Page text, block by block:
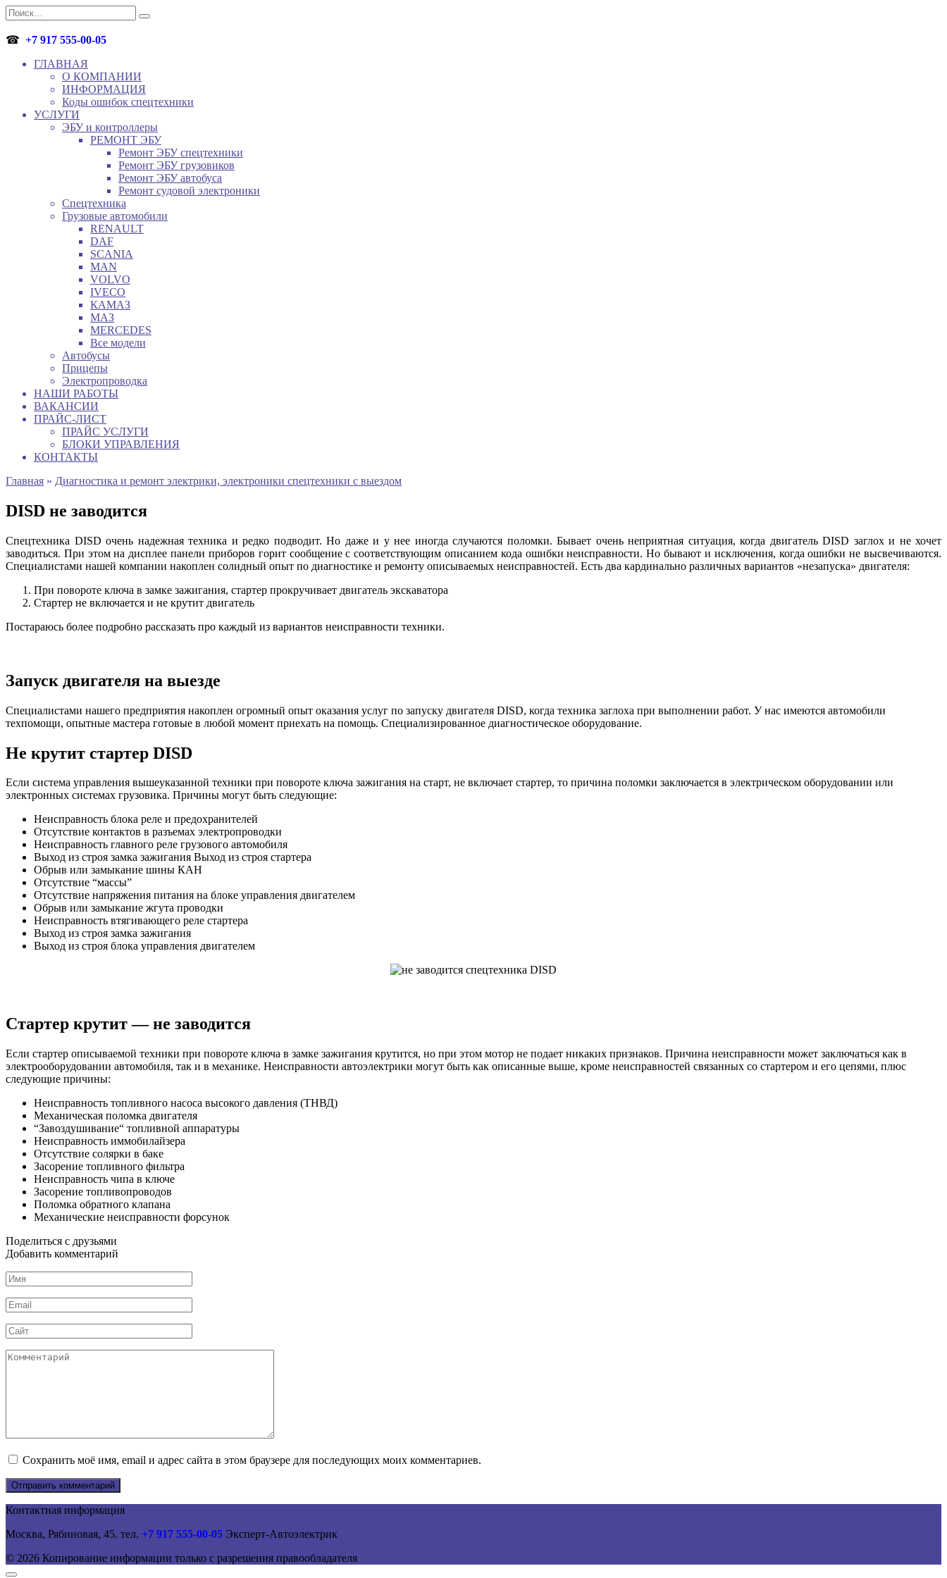
Перейти
к
содержанию
Search
for:
☎ +7 917 555-00-05
ГЛАВНАЯ
О КОМПАНИИ
ИНФОРМАЦИЯ
Коды ошибок спецтехники
УСЛУГИ
ЭБУ и контроллеры
РЕМОНТ ЭБУ
Ремонт ЭБУ спецтехники
Ремонт ЭБУ грузовиков
Ремонт ЭБУ автобуса
Ремонт судовой электроники
Спецтехника
Грузовые автомобили
RENAULT
DAF
SCANIA
MAN
VOLVO
IVECO
КАМАЗ
МАЗ
MERCEDES
Все модели
Автобусы
Прицепы
Электропроводка
НАШИ РАБОТЫ
ВАКАНСИИ
ПРАЙС-ЛИСТ
ПРАЙС УСЛУГИ
БЛОКИ УПРАВЛЕНИЯ
КОНТАКТЫ
Главная » Диагностика и ремонт электрики, электроники спецтехники с выездом
DISD не заводится
Спецтехника DISD очень надежная техника и редко подводит. Но даже и у нее иногда случаются поломки. Бывает очень неприятная ситуация, когда двигатель DISD заглох и не хочет
заводиться. При этом на дисплее панели приборов горит сообщение с соответствующим описанием кода ошибки неисправности. Но бывают и исключения, когда ошибки не высвечиваются.
Специалистами нашей компании накоплен солидный опыт по диагностике и ремонту описываемых неисправностей. Есть два кардинально различных вариантов «незапуска» двигателя:
При повороте ключа в замке зажигания, стартер прокручивает двигатель экскаватора
Стартер не включается и не крутит двигатель
Постараюсь более подробно рассказать про каждый из вариантов неисправности техники.
Запуск двигателя на выезде
Специалистами нашего предприятия накоплен огромный опыт оказания услуг по запуску двигателя DISD, когда техника заглоха при выполнении работ. У нас имеются автомобили
техпомощи, опытные мастера готовые в любой момент приехать на помощь. Специализированное диагностическое оборудование.
Не крутит стартер DISD
Если система управления вышеуказанной техники при повороте ключа зажигания на старт, не включает стартер, то причина поломки заключается в электрическом оборудовании или
электронных системах грузовика. Причины могут быть следующие:
Неисправность блока реле и предохранителей
Отсутствие контактов в разъемах электропроводки
Неисправность главного реле грузового автомобиля
Выход из строя замка зажигания Выход из строя стартера
Обрыв или замыкание шины КАН
Отсутствие “массы”
Отсутствие напряжения питания на блоке управления двигателем
Обрыв или замыкание жгута проводки
Неисправность втягивающего реле стартера
Выход из строя замка зажигания
Выход из строя блока управления двигателем
Стартер крутит — не заводится
Если стартер описываемой техники при повороте ключа в замке зажигания крутится, но при этом мотор не подает никаких признаков. Причина неисправности может заключаться как в
электрооборудовании автомобиля, так и в механике. Неисправности автоэлектрики могут быть как описанные выше, кроме неисправностей связанных со стартером и его цепями, плюс
следующие причины:
Неисправность топливного насоса высокого давления (ТНВД)
Механическая поломка двигателя
“Завоздушивание“ топливной аппаратуры
Неисправность иммобилайзера
Отсутствие солярки в баке
Засорение топливного фильтра
Неисправность чипа в ключе
Засорение топливопроводов
Поломка обратного клапана
Механические неисправности форсунок
Поделиться с друзьями
Добавить комментарий
Имя
*
Email
*
Сайт
Комментарий
Сохранить моё имя, email и адрес сайта в этом браузере для последующих моих комментариев.
Контактная информация
Москва, Рябиновая, 45. тел. +7 917 555-00-05 Эксперт-Автоэлектрик
© 2026 Копирование информации только с разрешения правообладателя